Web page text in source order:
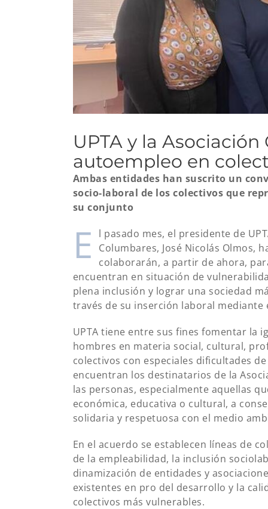
UPTA y la
autoempleo en
Ambas entidades han suscrito un
socio-laboral de los colectivos que
su conjunto
E
l pasado mes, el presidente de
Columbares, José Nicolás Olmos,
colaborarán, a partir de ahora,
encuentran en situación de
plena inclusión y lograr una sociedad
través de su inserción laboral
UPTA tiene entre sus fines fomentar la
hombres en materia social, cultural,
colectivos con especiales dificultades
encuentran los destinatarios de la
las personas, especialmente aquellas
económica, educativa o cultural, a
solidaria y respetuosa con el medio
En el acuerdo se establecen líneas de
de la empleabilidad, la inclusión
dinamización de entidades y
existentes en pro del desarrollo y la
colectivos más vulnerables.